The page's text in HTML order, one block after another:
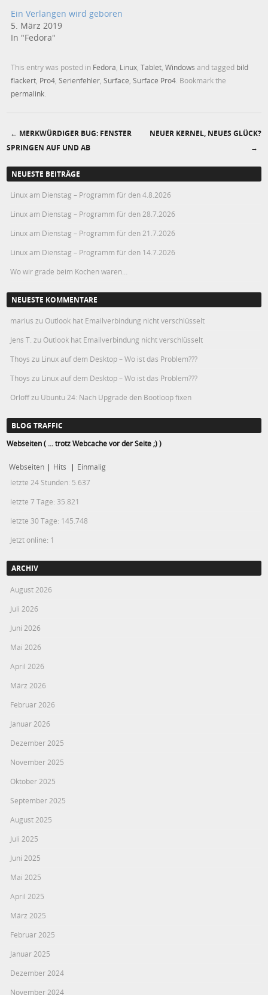
Ein Verlangen wird geboren
5. März 2019
In "Fedora"
This entry was posted in Fedora, Linux,Tablet,Windows and tagged bild
flackert, Pro4,Serienfehler,Surface,Surface Pro4. Bookmark the
permalink.
Post navigation
← MERKWÜRDIGER BUG: FENSTER
SPRINGEN AUF UND AB
NEUER KERNEL, NEUES GLÜCK?
→
NEUESTE BEITRÄGE
Linux am Dienstag – Programm für den 4.8.2026
Linux am Dienstag – Programm für den 28.7.2026
Linux am Dienstag – Programm für den 21.7.2026
Linux am Dienstag – Programm für den 14.7.2026
Wo wir grade beim Kochen waren…
NEUESTE KOMMENTARE
marius zu Outlook hat Emailverbindung nicht verschlüsselt
Jens T. zu Outlook hat Emailverbindung nicht verschlüsselt
Thoys zu Linux auf dem Desktop – Wo ist das Problem???
Thoys zu Linux auf dem Desktop – Wo ist das Problem???
Orloffzu Ubuntu 24: Nach Upgrade den Bootloop fixen
BLOG TRAFFIC
Webseiten ( ... trotz Webcache vor der Seite ;) )
Webseiten | Hits | Einmalig
letzte 24 Stunden: 5.637
letzte 7 Tage: 35.821
letzte 30 Tage: 145.748
Jetzt online: 1
ARCHIV
August 2026
Juli 2026
Juni 2026
Mai 2026
April 2026
März 2026
Februar 2026
Januar 2026
Dezember 2025
November 2025
Oktober 2025
September 2025
August 2025
Juli 2025
Juni 2025
Mai 2025
April 2025
März 2025
Februar 2025
Januar 2025
Dezember 2024
November 2024